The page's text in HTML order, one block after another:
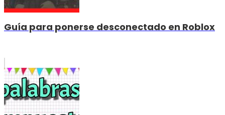
Guía para ponerse desconectado en Roblox